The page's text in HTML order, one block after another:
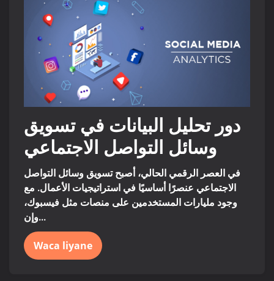
دور تحليل البيانات في تسويق
وسائل التواصل الاجتماعي
في العصر الرقمي الحالي، أصبح تسويق وسائل التواصل
الاجتماعي عنصرًا أساسيًا في استراتيجيات الأعمال. مع
وجود مليارات المستخدمين على منصات مثل فيسبوك،
وإن...
Waca liyane